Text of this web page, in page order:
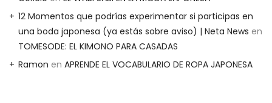
12 Momentos que podrías experimentar si participas en
una boda japonesa (ya estás sobre aviso) | Neta News en
TOMESODE: EL KIMONO PARA CASADAS
Ramon en APRENDE EL VOCABULARIO DE ROPA JAPONESA